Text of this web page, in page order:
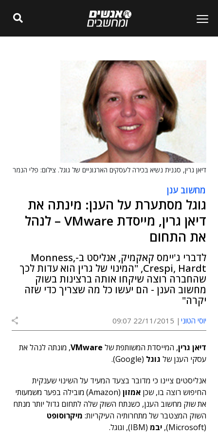
דיאן גרין, סגנית נשיא בכירה לעסקים הארגוניים של גוגל. צילום: פלי הנמר
מחשוב ענן
גוגל מסתערת על הענן: מינתה את
דיאן גרין, מייסדת VMware – לנהל
את התחום
לדברי ג'יימס קאקמיק, אנליסט ב-Monness,
Crespi, Hardt, "המינוי של גרין הוא עדות לכך
שהחברה רוצה שיקחו אותה ברצינות בשוק
מחשוב הענן - הם יעשו כל מה שצריך כדי שזה
יקרה"
יוסי הטוני 22/11/2015 09:07
דיאן גרין, המייסדת המשותפת של VMware, מונתה לנהל את
עסקי הענן של גוגל (Google).
אנליסטים ציינו כי מדובר בצעד המעיד על השינוי שענקית
החיפוש רוצה בו, שכן אמזון
(Amazon) מובילה בפער משמעותי
את שוק מחשוב הענן, כשנתח השוק שלה לתחום גדול יותר מנתח
השוק המצטבר של מתחרותיה העיקריות: מיקרוסופט
(Microsoft),
יבמ (IBM), וגוגל.